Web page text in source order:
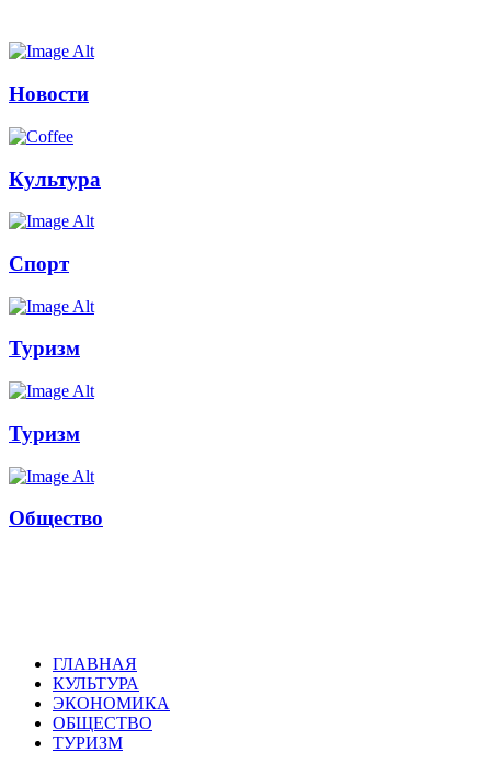
Новости
Культура
Спорт
Туризм
Туризм
Общество
ГЛАВНАЯ
КУЛЬТУРА
ЭКОНОМИКА
ОБЩЕСТВО
ТУРИЗМ